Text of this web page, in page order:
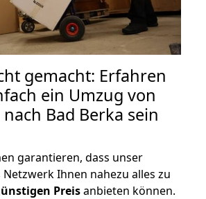
gemacht: Erfahren
ein Umzug von
Bad Berka sein
garantieren, dass unser
Ihnen nahezu alles zu
Preisanbieten können.